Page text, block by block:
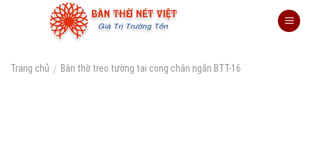
Trang chủ / Bàn thờ treo tường tai cong chân ngắn BTT-16